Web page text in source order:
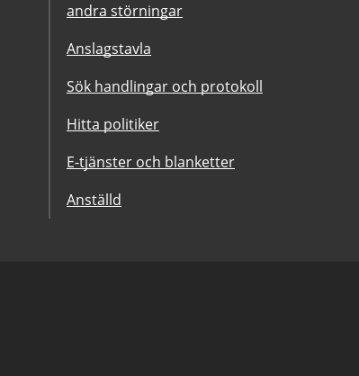
andra störningar
Anslagstavla
Sök handlingar och protokoll
Hitta politiker
E-tjänster och blanketter
Anställd